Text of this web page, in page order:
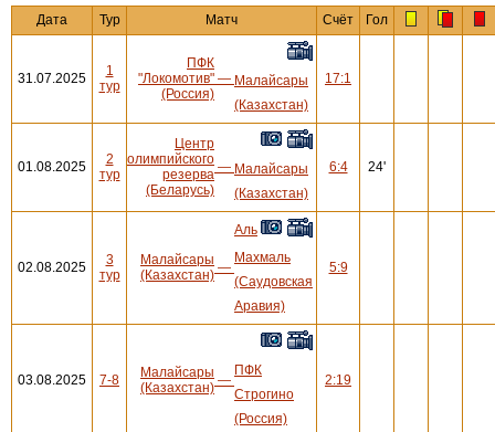
Дата Тур Матч Счёт Гол
31.07.2025
1
тур
ПФК
"Локомотив"
(Россия)
— Малайсары
(Казахстан)
17:1
01.08.2025
2
тур
Центр
олимпийского
резерва
(Беларусь)
— Малайсары
(Казахстан)
6:4 24'
02.08.2025
3
тур
Малайсары
(Казахстан) —
Аль
Махмаль
(Саудовская
Аравия)
5:9
03.08.2025 7-8
Малайсары
(Казахстан) —
ПФК
Строгино
(Россия)
2:19